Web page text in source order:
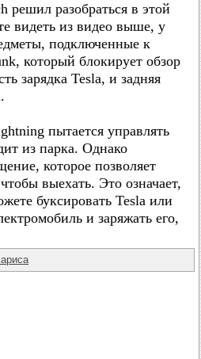
решил разобраться в этой
видеть из видео выше, у
подключенные к
который блокирует обзор
зарядка Tesla, и задняя
пытается управлять
из парка. Однако
которое позволяет
выехать. Это означает,
буксировать Tesla или
и заряжать его,